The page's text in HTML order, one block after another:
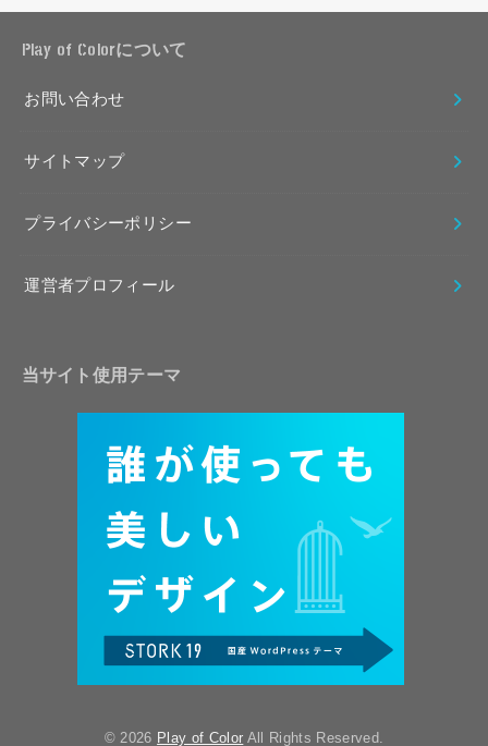
Play of Colorについて
お問い合わせ
サイトマップ
プライバシーポリシー
運営者プロフィール
当サイト使用テーマ
© 2026 Play of Color All Rights Reserved.